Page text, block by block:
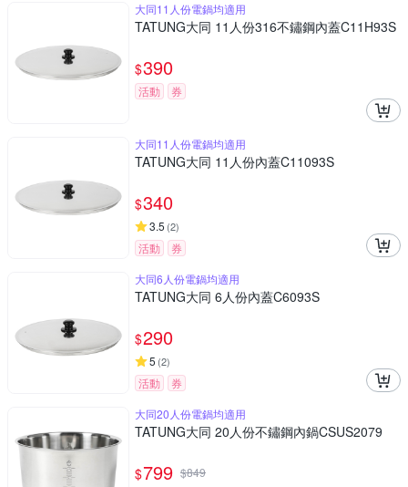
大同11人份電鍋均適用
TATUNG大同 11人份316不鏽鋼內蓋C11H93S
$390
活動 券
大同11人份電鍋均適用
TATUNG大同 11人份內蓋C11093S
$340
3.5 (2)
活動
券
大同6人份電鍋均適用
TATUNG大同 6人份內蓋C6093S
$290
5 (2)
活動
券
大同20人份電鍋均適用
TATUNG大同 20人份不鏽鋼內鍋CSUS2079
$799 $849